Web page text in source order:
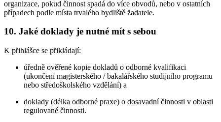
organizace, pokud činnost spadá do více obvodů, nebo v ostatních
případech podle místa trvalého bydliště žadatele.
10. Jaké doklady je nutné mít s sebou
K přihlášce se přikládají:
úředně ověřené kopie dokladů o odborné kvalifikaci
(ukončení magisterského / bakalářského studijního programu
nebo středoškolského vzdělání) a
doklady (délka odborné praxe) o dosavadní činnosti v oblasti
regulované činnosti.